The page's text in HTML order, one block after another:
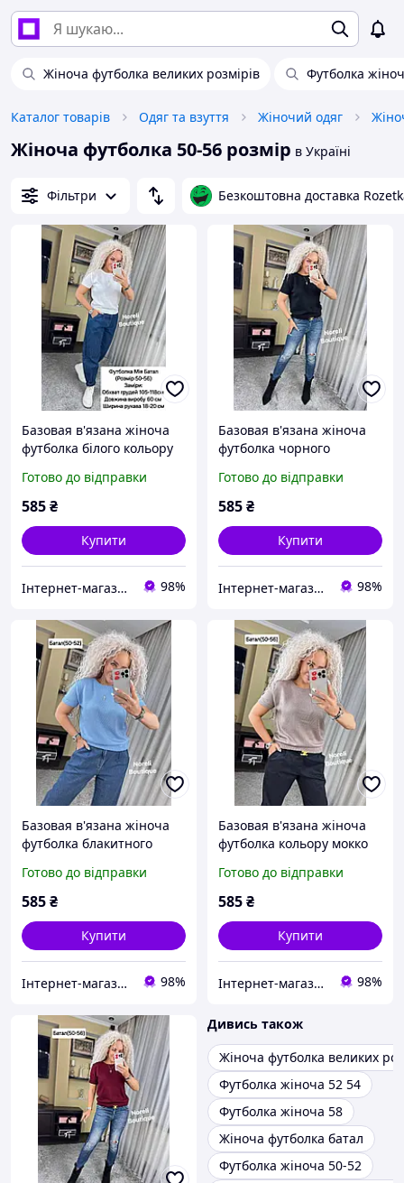
Жіноча футболка великих розмірів Футболка
Каталог товарів Одяг та взуття Жіночий одяг
Жіноча футболка 50-56 розмір в Україні
Фільтри Безкоштовна доставка
Базовая в'язана жіноча
футболка білого кольору
Готово до відправки
585₴
Купити
Інтернет-магазин "Butterfly" 98%
Базовая в'язана жіноча
футболка чорного
Готово до відправки
585₴
Купити
Інтернет-магазин "Butterfly" 98%
Базовая в'язана жіноча
футболка блакитного
Готово до відправки
585₴
Купити
Інтернет-магазин "Butterfly" 98%
Базовая в'язана жіноча
футболка кольору мокко
Готово до відправки
585₴
Купити
Інтернет-магазин "Butterfly" 98%
Дивись також
Жіноча футболка великих
Футболка жіноча 52 54
Футболка жіноча 58
Жіноча футболка батал
Футболка жіноча 50-52